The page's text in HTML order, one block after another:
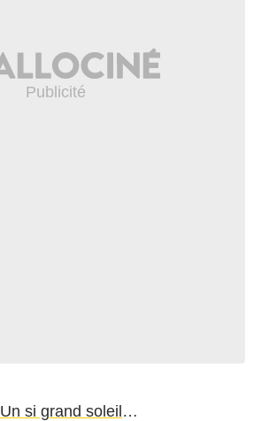
Un si grand soleil…